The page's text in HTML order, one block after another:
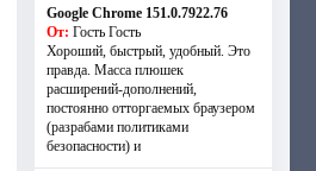
Google Chrome 151.0.7922.76
От: Гость Гость
Хороший, быстрый, удобный. Это
правда. Масса плюшек
расширений-дополнений,
постоянно отторгаемых браузером
(разрабами политиками
безопасности) и